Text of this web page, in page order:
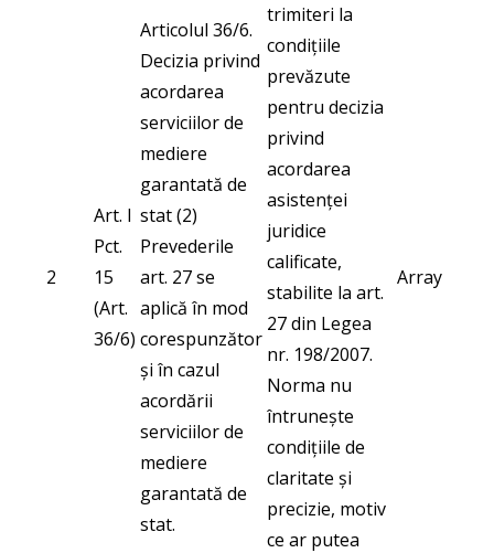
2
Art. I
Pct.
15
(Art.
36/6)
Articolul 36/6.
Decizia privind
acordarea
serviciilor de
mediere
garantată de
stat (2)
Prevederile
art. 27 se
aplică în mod
corespunzător
și în cazul
acordării
serviciilor de
mediere
garantată de
stat.
trimiteri la
condițiile
prevăzute
pentru decizia
privind
acordarea
asistenței
juridice
calificate,
stabilite la art.
27 din Legea
nr. 198/2007.
Norma nu
întrunește
condițiile de
claritate și
precizie, motiv
ce ar putea
Array